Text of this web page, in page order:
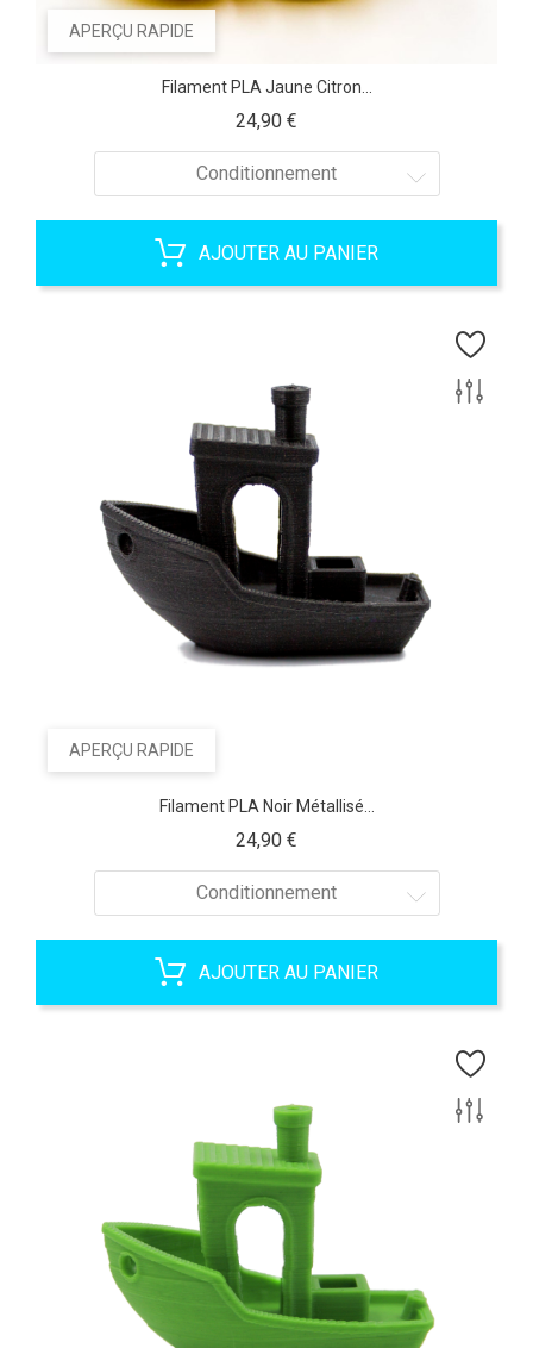
APERÇU RAPIDE
Filament PLA Jaune Citron...
24,90 €
Conditionnement
AJOUTER AU PANIER
APERÇU RAPIDE
Filament PLA Noir Métallisé...
24,90 €
Conditionnement
AJOUTER AU PANIER